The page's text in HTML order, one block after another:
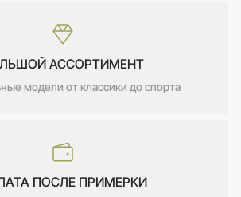
АССОРТИМЕНТ
модели от классики до спорта
ПОСЛЕ ПРИМЕРКИ